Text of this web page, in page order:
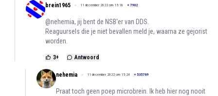
brein1965 11 december 2022 om 15:18 + 7902
@nehemia, jij bent de NSB'er van DDS.
Reaguursels die je niet bevallen meld je, waarna ze gejorist
worden.
3+ Antwoord
nehemia 11 december 2022 om 15:24 + 535769
Praat toch geen poep microbrein. Ik heb hier nog nooit